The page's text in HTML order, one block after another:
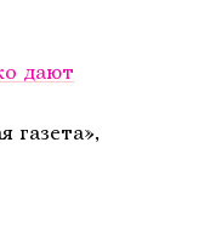
дают
газета»,